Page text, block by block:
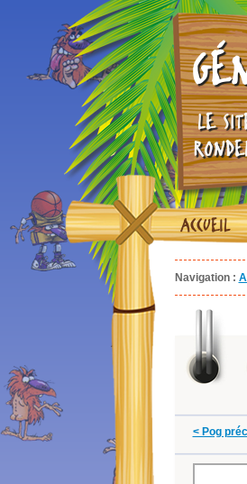
LE
ACCUEIL
Navigation :
< Pog